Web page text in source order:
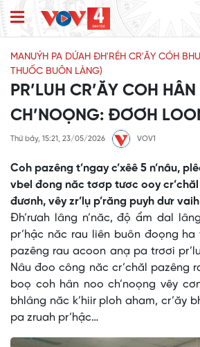
MANUÝH PA DỨAH ĐH'RÉH CR'ĂY CÓH
THUỐC BUÔN LÀNG)
PR’LUH CR’ĂY COH
CH’NOỌNG: ĐƠƠH
Thứ bảy, 15:21, 23/05/2026 VOV1
Coh pazêng t’ngay c’xêê 5 n’nâu,
vbel đong năc tơơp tươc ooy cr’chăl
đươnh, vêy zr’lụ p’răng puyh dưr
Đh’rưah lâng n’năc, độ ẩm dal
pr’hậc năc rau liên buôn đoọng ha
pazêng rau acoon anạ pa trơơi
Nâu đoo công năc cr’chăl pazêng
boọ coh hân noo ch’noọng vêy
bhlâng năc k’hiir ploh aham, cr’ăy
pa zruah pr’hậc…